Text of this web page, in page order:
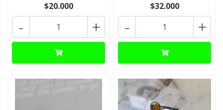
$20.000
+
-
$32.000
+
-